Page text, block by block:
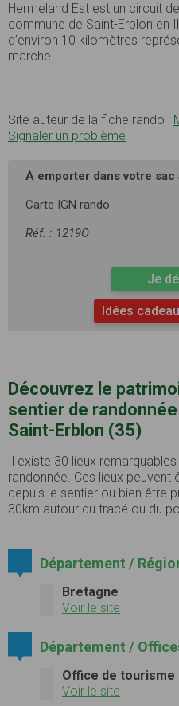
Hermeland Est est un circuit
commune de Saint-Erblon en
d’environ 10 kilomètres
marche.
Site auteur de la fiche rando :
Signaler un problème
À emporter dans votre sac
Carte IGN rando
Réf. : 1219O
Je
Idées
Découvrez le
sentier de
Saint-Erblon (35)
Il existe 30 lieux
randonnée. Ces lieux
depuis le sentier ou bien être
30km autour du tracé ou du
Département /
Bretagne
Voir le site
Département /
Office de tourisme
Voir le site